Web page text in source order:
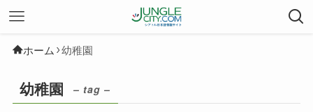
ホーム 幼稚園
幼稚園 – tag –